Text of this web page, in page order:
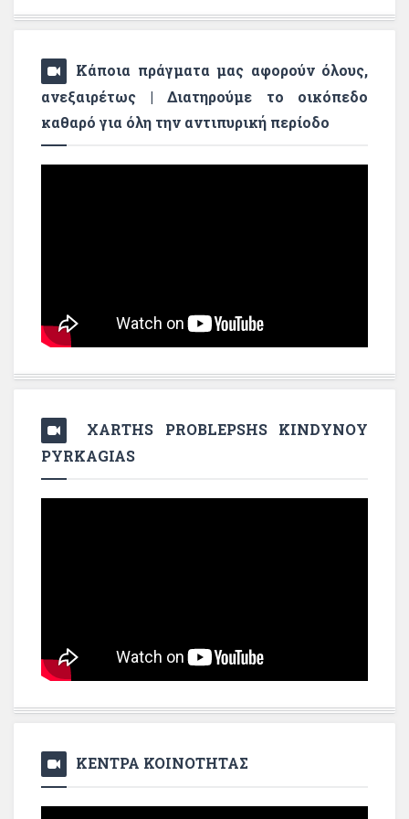
Κάποια πράγματα μας αφορούν όλους,
ανεξαιρέτως | Διατηρούμε το οικόπεδο
καθαρό για όλη την αντιπυρική περίοδο
XARTHS PROBLEPSHS KINDYNOY
PYRKAGIAS
ΚΕΝΤΡΑ ΚΟΙΝΟΤΗΤΑΣ